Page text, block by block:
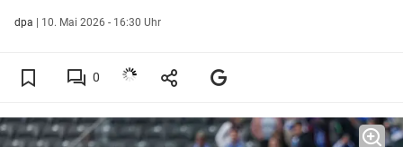
dpa | 10. Mai 2026 - 16:30 Uhr
0